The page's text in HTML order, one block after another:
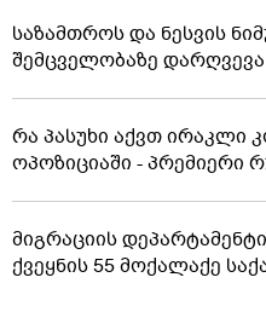
საზამთროს და ნესვის
შემცველობაზე
რა პასუხი აქვთ ირაკლი
ოპოზიციაში - პრემიერი
მიგრაციის
ქვეყნის 55 მოქალაქე